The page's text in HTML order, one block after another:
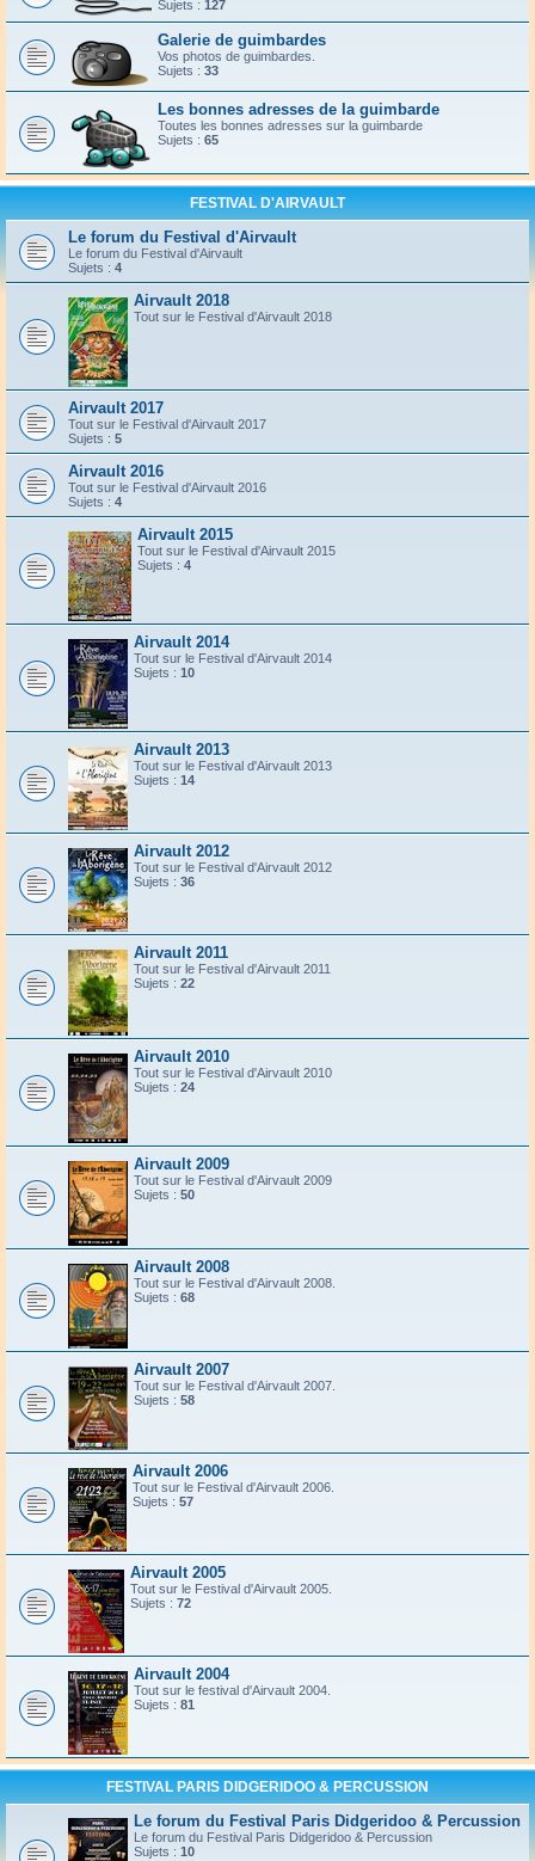
Sujets : 127
Galerie de guimbardes
Vos photos de guimbardes.
Sujets : 33
Les bonnes adresses de la guimbarde
Toutes les bonnes adresses sur la guimbarde
Sujets : 65
FESTIVAL D'AIRVAULT
Le forum du Festival d'Airvault
Le forum du Festival d'Airvault
Sujets : 4
Airvault 2018
Tout sur le Festival d'Airvault 2018
Airvault 2017
Tout sur le Festival d'Airvault 2017
Sujets : 5
Airvault 2016
Tout sur le Festival d'Airvault 2016
Sujets : 4
Airvault 2015
Tout sur le Festival d'Airvault 2015
Sujets : 4
Airvault 2014
Tout sur le Festival d'Airvault 2014
Sujets : 10
Airvault 2013
Tout sur le Festival d'Airvault 2013
Sujets : 14
Airvault 2012
Tout sur le Festival d'Airvault 2012
Sujets : 36
Airvault 2011
Tout sur le Festival d'Airvault 2011
Sujets : 22
Airvault 2010
Tout sur le Festival d'Airvault 2010
Sujets : 24
Airvault 2009
Tout sur le Festival d'Airvault 2009
Sujets : 50
Airvault 2008
Tout sur le Festival d'Airvault 2008.
Sujets : 68
Airvault 2007
Tout sur le Festival d'Airvault 2007.
Sujets : 58
Airvault 2006
Tout sur le Festival d'Airvault 2006.
Sujets : 57
Airvault 2005
Tout sur le Festival d'Airvault 2005.
Sujets : 72
Airvault 2004
Tout sur le festival d'Airvault 2004.
Sujets : 81
FESTIVAL PARIS DIDGERIDOO & PERCUSSION
Le forum du Festival Paris Didgeridoo & Percussion
Le forum du Festival Paris Didgeridoo & Percussion
Sujets : 10